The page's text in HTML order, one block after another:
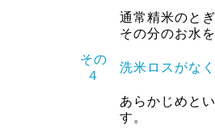
通常精米のと
その分のお水
その
４
洗米ロスがな
あらかじめと
す。